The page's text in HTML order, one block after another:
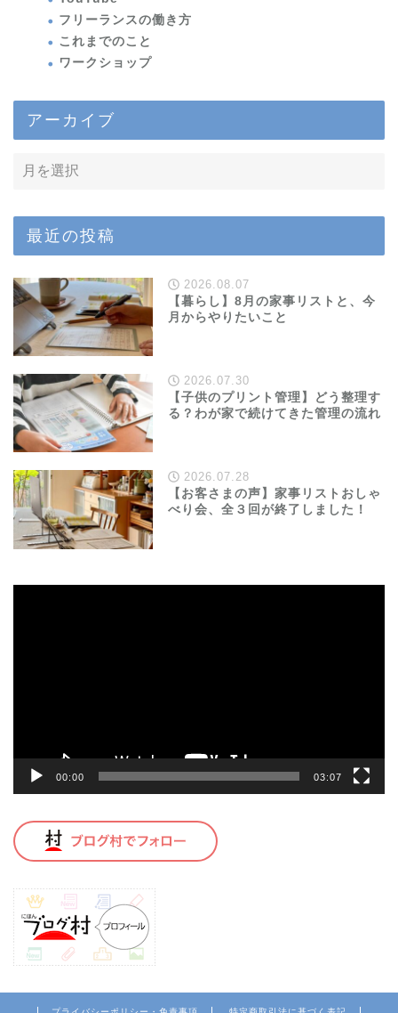
フリーランスの働き方
これまでのこと
ワークショップ
アーカイブ
最近の投稿
2026.08.07
【暮らし】8月の家事リストと、今
月からやりたいこと
2026.07.30
【子供のプリント管理】どう整理す
る？わが家で続けてきた管理の流れ
2026.07.28
【お客さまの声】家事リストおしゃ
べり会、全３回が終了しました！
00:00 03:07